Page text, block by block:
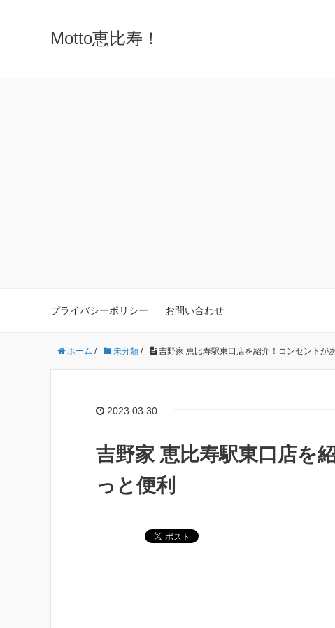
Motto恵比寿！
プライバシーポリシー お問い合わせ
ホーム / 未分類 / 吉野家 恵比寿駅東口店を紹介！コンセントが
2023.03.30
吉野家 恵比寿駅東口店を
っと便利